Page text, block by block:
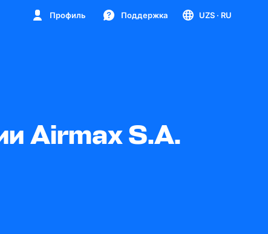
Профиль Поддержка UZS · RU
Airmax S.A.